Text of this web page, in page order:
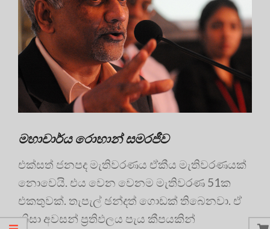
මහාචාර්ය රොහාන් සමරජීව
එක්සත් ජනපද මැතිවරණය ඒකීය මැතිවරණයක්
නොවෙයි. එය වෙන වෙනම මැතිවරණ 51ක
එකතුවක්. තැපැල් ඡන්දත් ගොඩක් තිබෙනවා. ඒ
නිසා අවසන් ප්‍රතිඵලය පැය කීපයකින්